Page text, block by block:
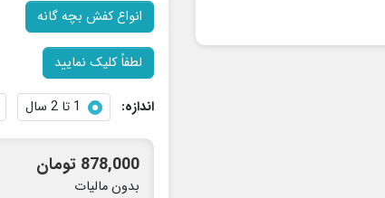
انواع کفش بچه گانه
لطفاً کلیک نمایید
اندازه: 1 تا 2 سال
878,000 تومان
بدون مالیات